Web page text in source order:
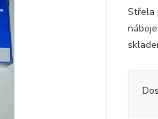
Střela